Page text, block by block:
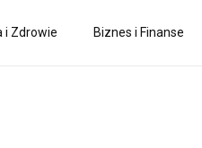
i Zdrowie Biznes i Finanse